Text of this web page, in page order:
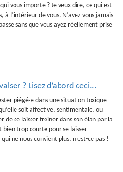
vous importe ? Je veux dire, ce qui est
l’intérieur de vous. N’avez vous jamais
sans que vous ayez réellement prise
? Lisez d’abord ceci...
piégé·e dans une situation toxique
soit affective, sentimentale, ou
de se laisser freiner dans son élan par la
bien trop courte pour se laisser
ne nous convient plus, n’est-ce pas !